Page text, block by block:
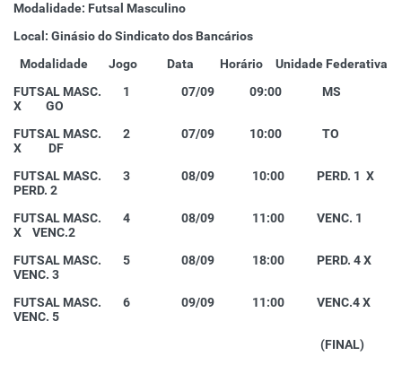
Modalidade: Futsal Masculino
Local: Ginásio do Sindicato dos Bancários
Modalidade
Jogo Data Horário
Unidade Federativa
FUTSAL MASC. 1 07/09 09:00 MS
X GO
FUTSAL MASC. 2 07/09 10:00 TO
X DF
FUTSAL MASC. 3 08/09 10:00 PERD. 1 X
PERD. 2
FUTSAL MASC. 4 08/09 11:00 VENC. 1
X VENC.2
FUTSAL MASC. 5 08/09 18:00 PERD. 4 X
VENC. 3
FUTSAL MASC. 6 09/09 11:00 VENC.4 X
VENC. 5
(FINAL)